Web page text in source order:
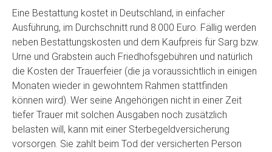
Eine Bestattung kostet in Deutschland, in einfacher
Ausführung, im Durchschnitt rund 8.000 Euro. Fällig werden
neben Bestattungskosten und dem Kaufpreis für Sarg bzw.
Urne und Grabstein auch Friedhofsgebühren und natürlich
die Kosten der Trauerfeier (die ja voraussichtlich in einigen
Monaten wieder in gewohntem Rahmen stattfinden
können wird). Wer seine Angehörigen nicht in einer Zeit
tiefer Trauer mit solchen Ausgaben noch zusätzlich
belasten will, kann mit einer Sterbegeldversicherung
vorsorgen. Sie zahlt beim Tod der versicherten Person